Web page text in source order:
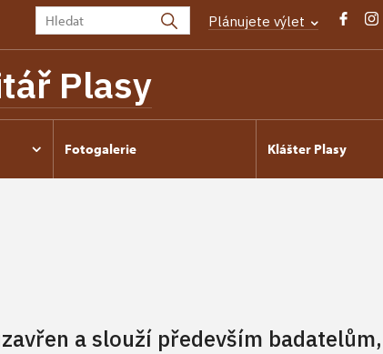
Plánujete výlet
Plasy
Fotogalerie Klášter Plasy
a slouží především badatelům,